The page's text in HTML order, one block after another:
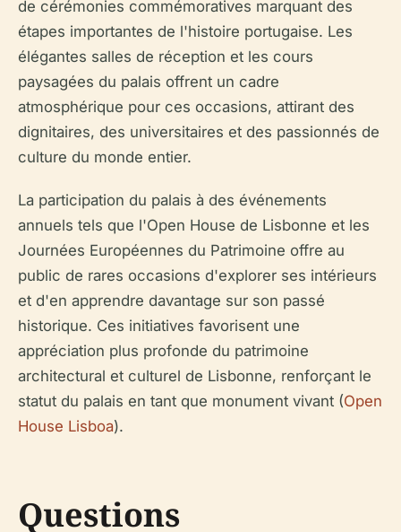
de cérémonies commémoratives marquant des
étapes importantes de l'histoire portugaise. Les
élégantes salles de réception et les cours
paysagées du palais offrent un cadre
atmosphérique pour ces occasions, attirant des
dignitaires, des universitaires et des passionnés de
culture du monde entier.
La participation du palais à des événements
annuels tels que l'Open House de Lisbonne et les
Journées Européennes du Patrimoine offre au
public de rares occasions d'explorer ses intérieurs
et d'en apprendre davantage sur son passé
historique. Ces initiatives favorisent une
appréciation plus profonde du patrimoine
architectural et culturel de Lisbonne, renforçant le
statut du palais en tant que monument vivant (Open
House Lisboa).
Questions